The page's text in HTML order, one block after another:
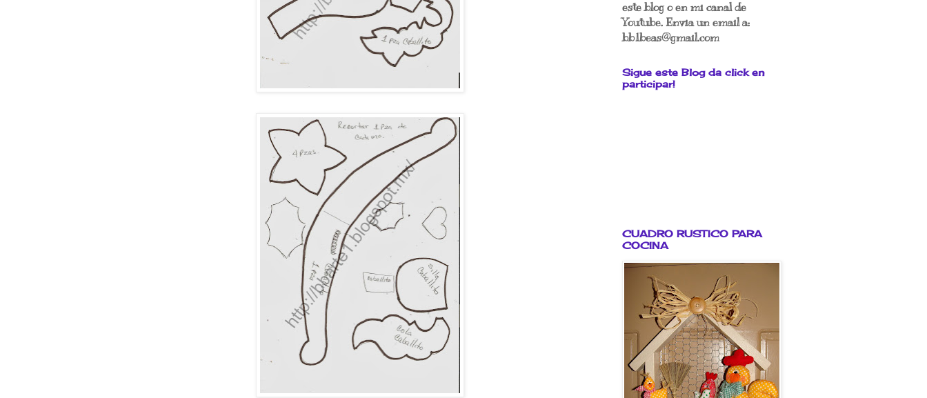
este blog o en mi canal de
Youtube. Envia un email a:
bb1beas@gmail.com
Sigue este Blog da click en
participar!
CUADRO RUSTICO PARA
COCINA